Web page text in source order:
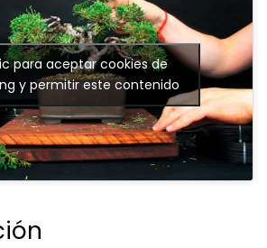
para aceptar cookies de
y permitir este contenido